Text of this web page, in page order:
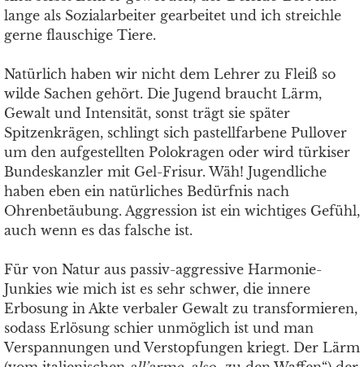
lange als Sozialarbeiter gearbeitet und ich streichle
gerne flauschige Tiere.
Natürlich haben wir nicht dem Lehrer zu Fleiß so
wilde Sachen gehört. Die Jugend braucht Lärm,
Gewalt und Intensität, sonst trägt sie später
Spitzenkrägen, schlingt sich pastellfarbene Pullover
um den aufgestellten Polokragen oder wird türkiser
Bundeskanzler mit Gel-Frisur. Wäh! Jugendliche
haben eben ein natürliches Bedürfnis nach
Ohrenbetäubung. Aggression ist ein wichtiges Gefühl,
auch wenn es das falsche ist.
Für von Natur aus passiv-aggressive Harmonie-
Junkies wie mich ist es sehr schwer, die innere
Erbosung in Akte verbaler Gewalt zu transformieren,
sodass Erlösung schier unmöglich ist und man
Verspannungen und Verstopfungen kriegt. Der Lärm